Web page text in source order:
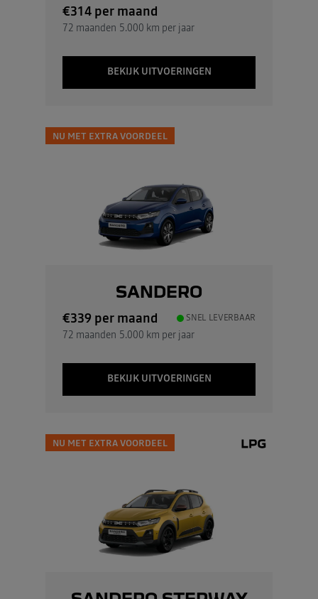
€314 per maand
72 maanden 5.000 km per jaar
BEKIJK UITVOERINGEN
NU MET EXTRA VOORDEEL
SANDERO
€339 per maand SNEL LEVERBAAR
72 maanden 5.000 km per jaar
BEKIJK UITVOERINGEN
NU MET EXTRA VOORDEEL